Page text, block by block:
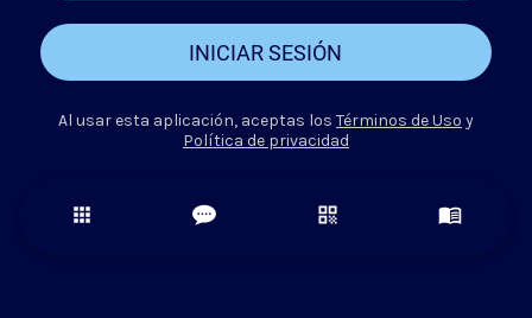
INICIAR SESIÓN
Al usar esta aplicación, aceptas los Términos de Uso y
Política de privacidad